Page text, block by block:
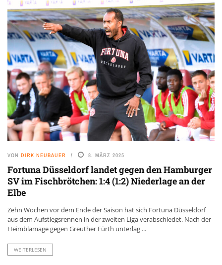
VON DIRK NEUBAUER 8. MÄRZ 2025
Fortuna Düsseldorf landet gegen den Hamburger
SV im Fischbrötchen: 1:4 (1:2) Niederlage an der
Elbe
Zehn Wochen vor dem Ende der Saison hat sich Fortuna Düsseldorf
aus dem Aufstiegsrennen in der zweiten Liga verabschiedet. Nach der
Heimblamage gegen Greuther Fürth unterlag ...
WEITERLESEN